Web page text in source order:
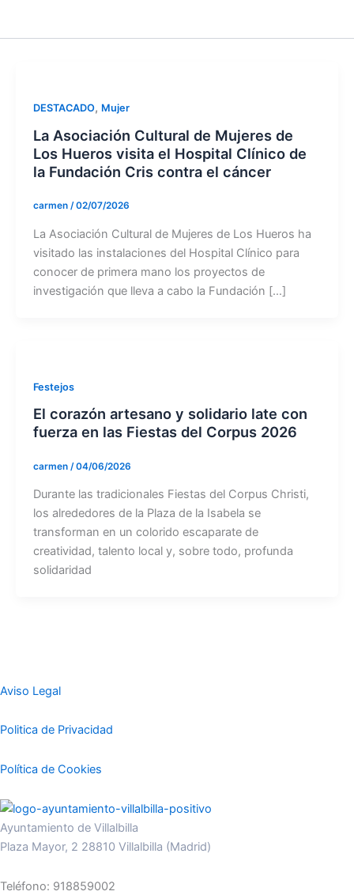
DESTACADO, Mujer
La Asociación Cultural de Mujeres de
Los Hueros visita el Hospital Clínico de
la Fundación Cris contra el cáncer
carmen /02/07/2026
La Asociación Cultural de Mujeres de Los Hueros ha
visitado las instalaciones del Hospital Clínico para
conocer de primera mano los proyectos de
investigación que lleva a cabo la Fundación […]
Festejos
El corazón artesano y solidario late con
fuerza en las Fiestas del Corpus 2026
carmen /04/06/2026
Durante las tradicionales Fiestas del Corpus Christi,
los alrededores de la Plaza de la Isabela se
transforman en un colorido escaparate de
creatividad, talento local y, sobre todo, profunda
solidaridad
Aviso Legal
Politica de Privacidad
Política de Cookies
Ayuntamiento de Villalbilla
Plaza Mayor, 2 28810 Villalbilla (Madrid)
Teléfono: 918859002